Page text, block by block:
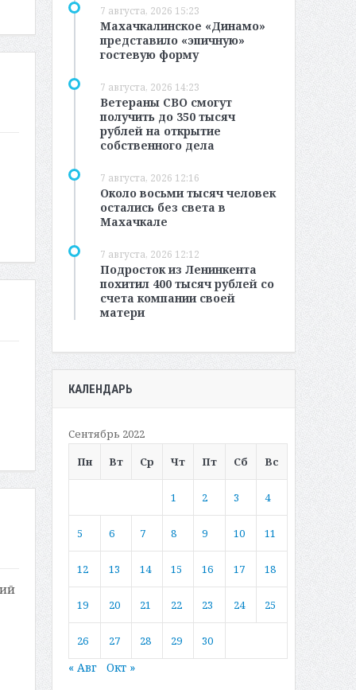
7 августа, 2026 15:23
Махачкалинское «Динамо»
представило «эпичную»
гостевую форму
7 августа, 2026 14:23
Ветераны СВО смогут
получить до 350 тысяч
рублей на открытие
собственного дела
7 августа, 2026 12:16
Около восьми тысяч человек
остались без света в
Махачкале
7 августа, 2026 12:12
Подросток из Ленинкента
похитил 400 тысяч рублей со
счета компании своей
матери
КАЛЕНДАРЬ
Сентябрь 2022
Пн
Вт Ср Чт Пт Сб Вс
1 2 3 4
5 6 7 8 9 10 11
12 13 14 15 16 17 18
19 20 21 22 23 24 25
26 27 28 29 30
« Авг Окт »